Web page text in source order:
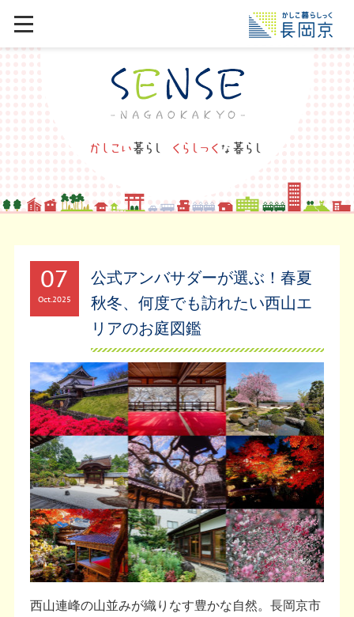
07
Oct2025
公式アンバサダーが選ぶ！春夏
秋冬、何度でも訪れたい西山エ
リアのお庭図鑑
西山連峰の山並みが織りなす豊かな自然。長岡京市